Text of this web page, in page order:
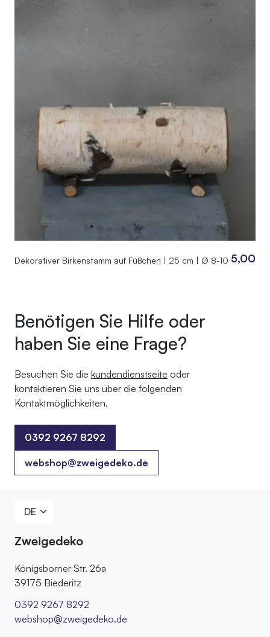
Dekorativer Birkenstamm auf Füßchen | 25 cm | Ø 8-10 5,00
Benötigen Sie Hilfe oder
haben Sie eine Frage?
Besuchen Sie die kundendienstseite oder
kontaktieren Sie uns über die folgenden
Kontaktmöglichkeiten.
0392 9267 8292
0392 9267 8292
webshop@zweigedeko.de
Zweigedeko
Königsborner Str. 26a
39175 Biederitz
0392 9267 8292
webshop@zweigedeko.de